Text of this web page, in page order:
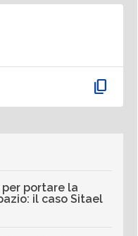
content_copy
portare la
il caso Sitael